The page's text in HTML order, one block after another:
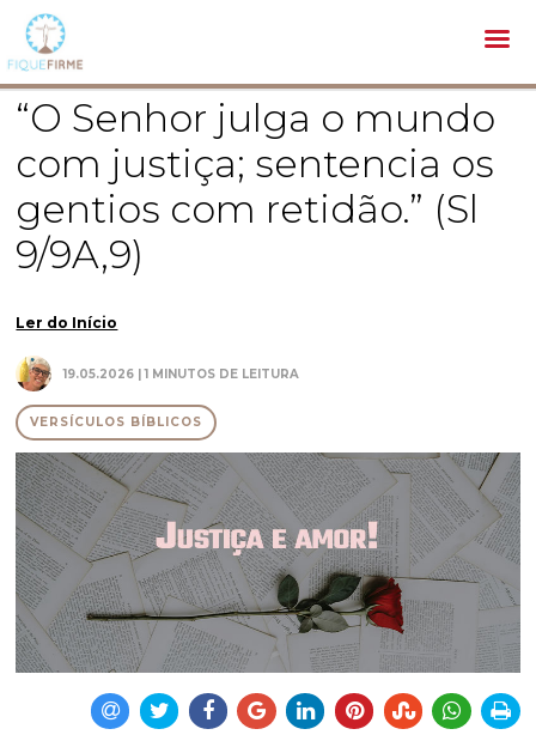
Bíblia /
“O Senhor julga o mundo com justiça; sentencia os gentios com retidão.” (Sl 9/9A,9)
“O Senhor julga o mundo
com justiça; sentencia os
gentios com retidão.” (Sl
9/9A,9)
Ler do Início
19.05.2026 | 1 MINUTOS DE LEITURA
VERSÍCULOS BÍBLICOS